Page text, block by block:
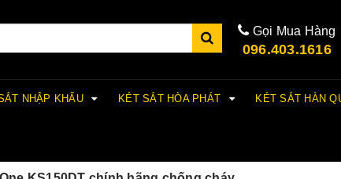
Gọi Mua Hàng
096.403.1616
NHẬP KHẨU KÉT SẮT HÒA PHÁT KÉT SẮT HÀN